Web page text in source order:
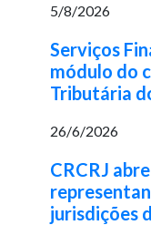
5/8/2026
Serviços
módulo do
Tributária
26/6/2026
CRCRJ
jurisdições